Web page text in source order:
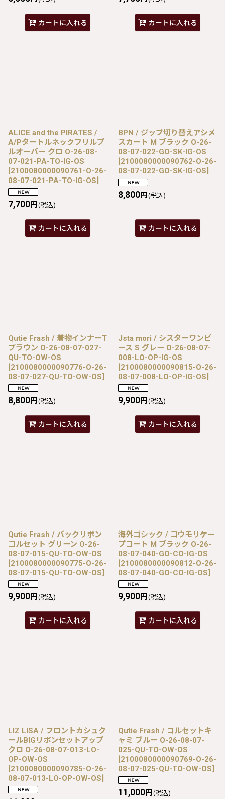
カートに入れる カートに入れる
ALICE and the PIRATES /
A/Pタートルネックフリルプ
ルオーバー クロ O-26-08-
07-021-PA-TO-IG-OS
[2100080000090761-O-26-
08-07-021-PA-TO-IG-OS]
7,700円 (税込)
カートに入れる
BPN / ジップ切り替えアシメ
スカート M ブラック O-26-
08-07-022-GO-SK-IG-OS
[2100080000090762-O-26-
08-07-022-GO-SK-IG-OS]
8,800円 (税込)
カートに入れる
Qutie Frash / 着物インナーT
ブラウン O-26-08-07-027-
QU-TO-OW-OS
[2100080000090776-O-26-
08-07-027-QU-TO-OW-OS]
8,800円 (税込)
カートに入れる
Jsta mori / シスターワンピ
ース S グレー O-26-08-07-
008-LO-OP-IG-OS
[2100080000090815-O-26-
08-07-008-LO-OP-IG-OS]
9,900円 (税込)
カートに入れる
Qutie Frash / バックリボン
コルセット グリーン O-26-
08-07-015-QU-TO-OW-OS
[2100080000090775-O-26-
08-07-015-QU-TO-OW-OS]
9,900円 (税込)
カートに入れる
海外ゴシック / コウモリケー
プコート M ブラック O-26-
08-07-040-GO-CO-IG-OS
[2100080000090812-O-26-
08-07-040-GO-CO-IG-OS]
9,900円 (税込)
カートに入れる
LIZ LISA / フロントカシュク
ールBIGリボンセットアップ
クロ O-26-08-07-013-LO-
OP-OW-OS
[2100080000090785-O-26-
08-07-013-LO-OP-OW-OS]
Qutie Frash / コルセットキ
ャミ ブルー O-26-08-07-
025-QU-TO-OW-OS
[2100080000090769-O-26-
08-07-025-QU-TO-OW-OS]
11,000円 (税込)